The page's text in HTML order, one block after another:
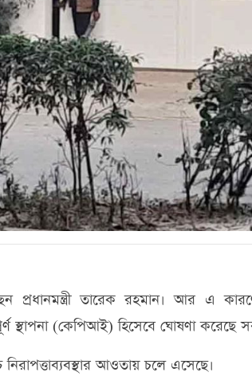
তারেক রহমান। আর এ কারণে
স্থাপনা (কেপিআই) হিসেবে ঘোষণা করেছে
আওতায় চলে এসেছে।